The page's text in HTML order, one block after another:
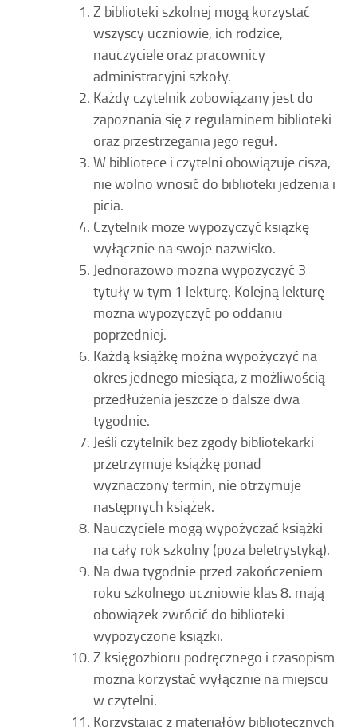
Z biblioteki szkolnej mogą korzystać
wszyscy uczniowie, ich rodzice,
nauczyciele oraz pracownicy
administracyjni szkoły.
Każdy czytelnik zobowiązany jest do
zapoznania się z regulaminem biblioteki
oraz przestrzegania jego reguł.
W bibliotece i czytelni obowiązuje cisza,
nie wolno wnosić do biblioteki jedzenia i
picia.
Czytelnik może wypożyczyć książkę
wyłącznie na swoje nazwisko.
Jednorazowo można wypożyczyć 3
tytuły w tym 1 lekturę. Kolejną lekturę
można wypożyczyć po oddaniu
poprzedniej.
Każdą książkę można wypożyczyć na
okres jednego miesiąca, z możliwością
przedłużenia jeszcze o dalsze dwa
tygodnie.
Jeśli czytelnik bez zgody bibliotekarki
przetrzymuje książkę ponad
wyznaczony termin, nie otrzymuje
następnych książek.
Nauczyciele mogą wypożyczać książki
na cały rok szkolny (poza beletrystyką).
Na dwa tygodnie przed zakończeniem
roku szkolnego uczniowie klas 8. mają
obowiązek zwrócić do biblioteki
wypożyczone książki.
Z księgozbioru podręcznego i czasopism
można korzystać wyłącznie na miejscu
w czytelni.
Korzystając z materiałów bibliotecznych